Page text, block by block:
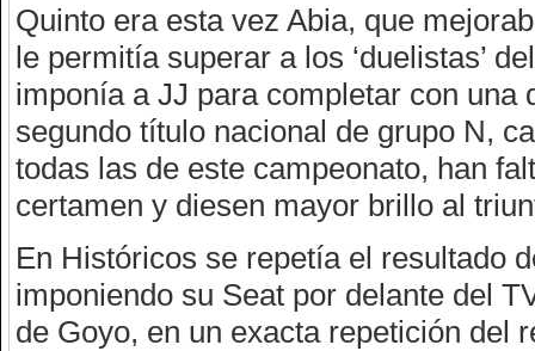
Quinto era esta vez Abia, que
le permitía superar a los ‘duelistas’
imponía a JJ para completar con
segundo título nacional de grupo N,
todas las de este campeonato, han
certamen y diesen mayor brillo al
En Históricos se repetía el resultado
imponiendo su Seat por delante del
de Goyo, en un exacta repetición del